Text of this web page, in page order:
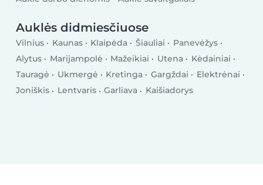
Auklės didmiesčiuose
Vilnius Kaunas Klaipėda Šiauliai
Panevėžys
Alytus
Marijampolė Mažeikiai Utena
Kėdainiai
Tauragė
Ukmergė Kretinga Gargždai
Elektrėnai
Joniškis
Lentvaris Garliava Kaišiadorys